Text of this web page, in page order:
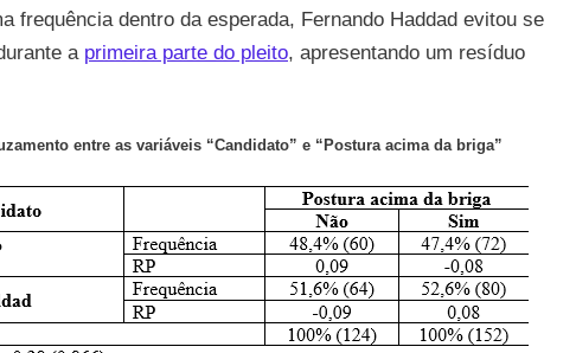
frequência dentro da esperada, Fernando Haddad evitou se
a primeira parte do pleito, apresentando um resíduo
entre as variáveis “Candidato” e “Postura acima da briga”